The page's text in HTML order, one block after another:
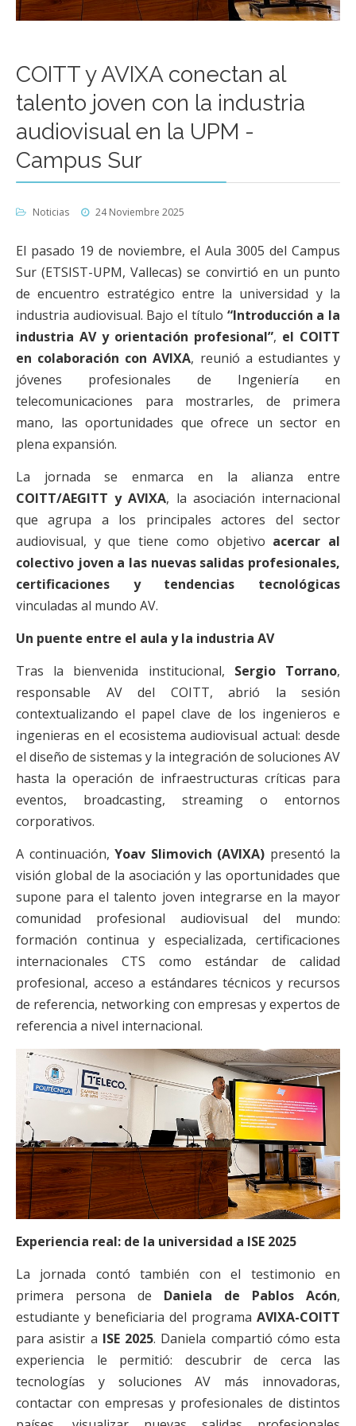
COITT y AVIXA conectan al
talento joven con la industria
audiovisual en la UPM -
Campus Sur
Noticias 24 Noviembre 2025
El pasado 19 de noviembre, el Aula 3005 del Campus
Sur (ETSIST-UPM, Vallecas) se convirtió en un punto
de encuentro estratégico entre la universidad y la
industria audiovisual. Bajo el título “Introducción a la
industria AV y orientación profesional”, el COITT
en colaboración con AVIXA, reunió a estudiantes y
jóvenes profesionales de Ingeniería en
telecomunicaciones para mostrarles, de primera
mano, las oportunidades que ofrece un sector en
plena expansión.
La jornada se enmarca en la alianza entre
COITT/AEGITT y AVIXA, la asociación internacional
que agrupa a los principales actores del sector
audiovisual, y que tiene como objetivo acercar al
colectivo joven a las nuevas salidas profesionales,
certificaciones y tendencias tecnológicas
vinculadas al mundo AV.
Un puente entre el aula y la industria AV
Tras la bienvenida institucional, Sergio Torrano,
responsable AV del COITT, abrió la sesión
contextualizando el papel clave de los ingenieros e
ingenieras en el ecosistema audiovisual actual: desde
el diseño de sistemas y la integración de soluciones AV
hasta la operación de infraestructuras críticas para
eventos, broadcasting, streaming o entornos
corporativos.
A continuación, Yoav Slimovich (AVIXA) presentó la
visión global de la asociación y las oportunidades que
supone para el talento joven integrarse en la mayor
comunidad profesional audiovisual del mundo:
formación continua y especializada, certificaciones
internacionales CTS como estándar de calidad
profesional, acceso a estándares técnicos y recursos
de referencia, networking con empresas y expertos de
referencia a nivel internacional.
Experiencia real: de la universidad a ISE 2025
La jornada contó también con el testimonio en
primera persona de Daniela de Pablos Acón,
estudiante y beneficiaria del programa AVIXA-COITT
para asistir a ISE 2025. Daniela compartió cómo esta
experiencia le permitió: descubrir de cerca las
tecnologías y soluciones AV más innovadoras,
contactar con empresas y profesionales de distintos